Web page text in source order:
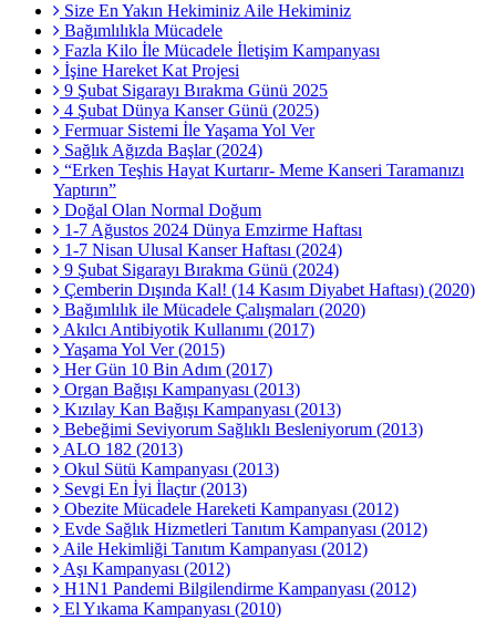
Size En Yakın Hekiminiz Aile Hekiminiz
Bağımlılıkla Mücadele
Fazla Kilo İle Mücadele İletişim Kampanyası
İşine Hareket Kat Projesi
9 Şubat Sigarayı Bırakma Günü 2025
4 Şubat Dünya Kanser Günü (2025)
Fermuar Sistemi İle Yaşama Yol Ver
Sağlık Ağızda Başlar (2024)
“Erken Teşhis Hayat Kurtarır- Meme Kanseri Taramanızı
Yaptırın”
Doğal Olan Normal Doğum
1-7 Ağustos 2024 Dünya Emzirme Haftası
1-7 Nisan Ulusal Kanser Haftası (2024)
9 Şubat Sigarayı Bırakma Günü (2024)
Çemberin Dışında Kal! (14 Kasım Diyabet Haftası) (2020)
Bağımlılık ile Mücadele Çalışmaları (2020)
Akılcı Antibiyotik Kullanımı (2017)
Yaşama Yol Ver (2015)
Her Gün 10 Bin Adım (2017)
Organ Bağışı Kampanyası (2013)
Kızılay Kan Bağışı Kampanyası (2013)
Bebeğimi Seviyorum Sağlıklı Besleniyorum (2013)
ALO 182 (2013)
Okul Sütü Kampanyası (2013)
Sevgi En İyi İlaçtır (2013)
Obezite Mücadele Hareketi Kampanyası (2012)
Evde Sağlık Hizmetleri Tanıtım Kampanyası (2012)
Aile Hekimliği Tanıtım Kampanyası (2012)
Aşı Kampanyası (2012)
H1N1 Pandemi Bilgilendirme Kampanyası (2012)
El Yıkama Kampanyası (2010)